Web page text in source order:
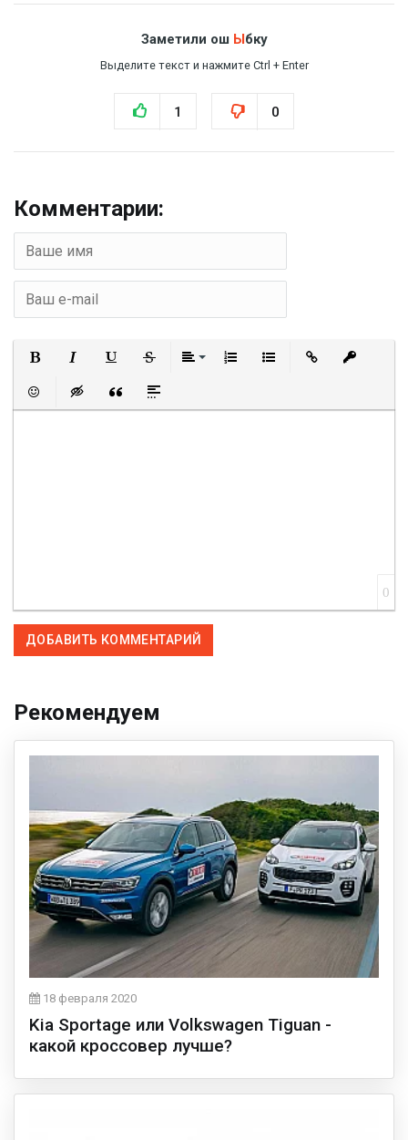
Заметили ош Ы бку
Выделите текст и нажмите Ctrl + Enter
1 0
Комментарии:
Полужирный
Курсив
Вставить смайлик
Вставка скрытого текста
Вставка цитаты
Вставка спойлера
0
ДОБАВИТЬ КОММЕНТАРИЙ
Рекомендуем
18 февраля 2020
Kia Sportage или Volkswagen Tiguan -
какой кроссовер лучше?